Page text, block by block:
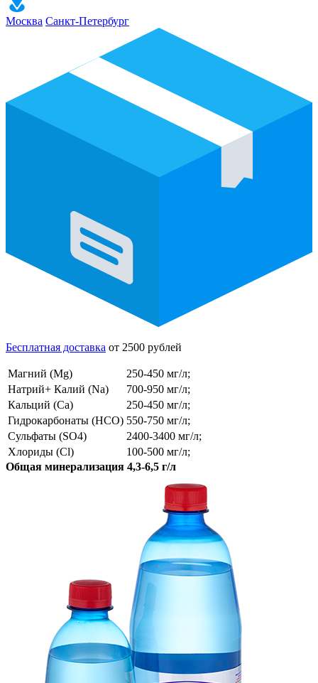
Москва Санкт-Петербург
Бесплатная доставка от 2500 рублей
Магний (Mg)
250-450 мг/л;
Натрий+ Калий (Na)
700-950 мг/л;
Кальций (Ca)
250-450 мг/л;
Гидрокарбонаты (HCO) 550-750 мг/л;
Сульфаты (SO4)
2400-3400 мг/л;
Хлориды (Cl)
100-500 мг/л;
Общая минерализация 4,3-6,5 г/л